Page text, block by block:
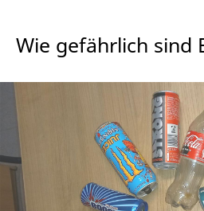
Wie gefährlich sind